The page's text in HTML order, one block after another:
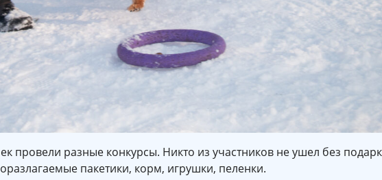
провели разные конкурсы. Никто из участников не ушел без
пакетики, корм, игрушки, пеленки.